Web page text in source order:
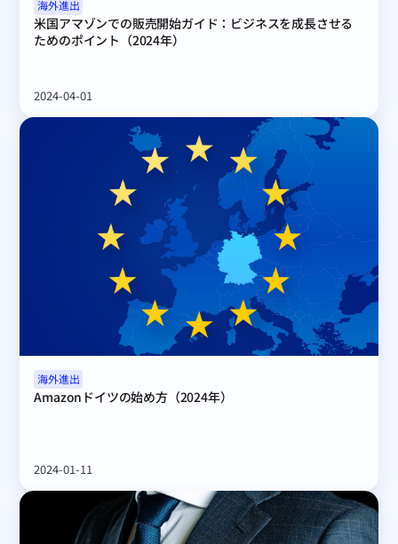
海外進出
米国アマゾンでの販売開始ガイド：ビジネスを成長させる
ためのポイント（2024年）
2024-04-01
海外進出
Amazonドイツの始め方（2024年）
2024-01-11